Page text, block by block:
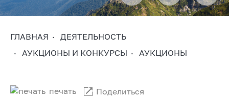
ГЛАВНАЯ
ДЕЯТЕЛЬНОСТЬ
АУКЦИОНЫ И КОНКУРСЫ
АУКЦИОНЫ
печать Поделиться